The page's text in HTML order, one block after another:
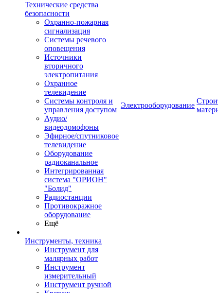
Технические средства
безопасности
Охранно-пожарная
сигнализация
Системы речевого
оповещения
Источники
вторичного
электропитания
Охранное
телевидение
Системы контроля и
управления доступом
Аудио/
видеодомофоны
Эфирное/спутниковое
телевидение
Оборудование
радиоканальное
Интегрированная
система "ОРИОН"
"Болид"
Радиостанции
Противокражное
оборудование
Ещё
Инструменты, техника
Инструмент для
малярных работ
Инструмент
измерительный
Инструмент ручной
Электрооборудование